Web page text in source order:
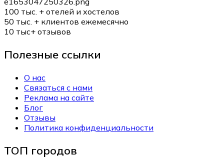
100 тыс. + отелей и хостелов
50 тыс. + клиентов ежемесячно
10 тыс+ отзывов
Полезные ссылки
О нас
Связаться с нами
Реклама на сайте
Блог
Отзывы
Политика конфиденциальности
ТОП городов